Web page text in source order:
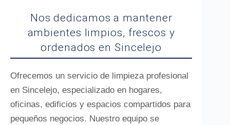
Nos dedicamos a mantener
ambientes limpios, frescos y
ordenados en Sincelejo
Ofrecemos un servicio de limpieza profesional
en Sincelejo, especializado en hogares,
oficinas, edificios y espacios compartidos para
pequeños negocios. Nuestro equipo se